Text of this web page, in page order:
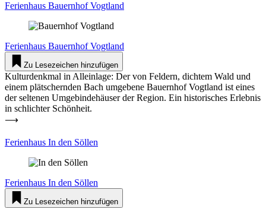
Feri­enhaus Bau­ernhof Vogtland
Feri­enhaus Bau­ernhof Vogtland
Zu Lesezeichen hinzufügen
Kul­tur­denkmal in Alleinlage: Der von Feldern, dichtem Wald und
einem plät­schernden Bach umgebene Bau­ernhof Vogtland ist eines
der sel­tenen Umge­bin­de­häuser der Region. Ein his­to­ri­sches Erlebnis
in schlichter Schönheit.
⟶
Feri­enhaus In den Söllen
Feri­enhaus In den Söllen
Zu Lesezeichen hinzufügen